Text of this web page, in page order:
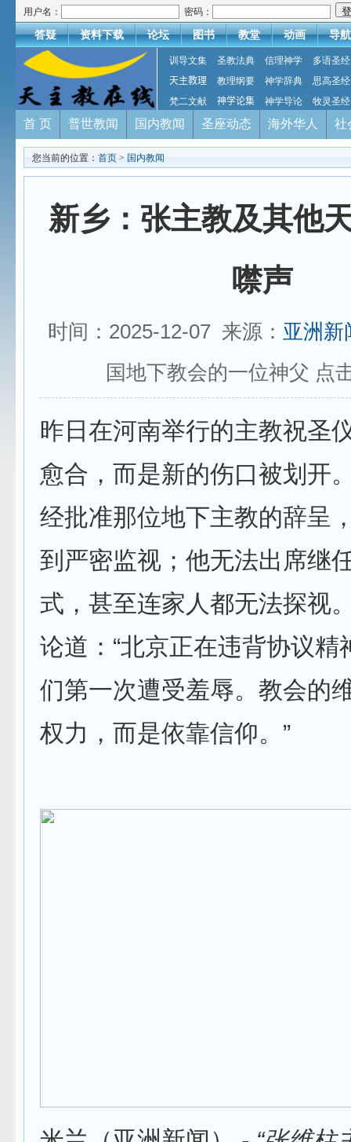
用户名： 密码：
答疑 资料下载 论坛 图书 教堂 动画 导航
训导文集 圣教法典 信理神学
多语圣经
天主教理
教理纲要 神学辞典
思高圣经
梵二文献
神学论集 神学导论 牧灵圣经
首 页 普世教闻 国内教闻 圣座动态 海外华人 社
您当前的位置： 首页 > 国内教闻
新乡：张主教及其他
噤声
时间：2025-12-07 来源： 亚洲新
国地下教会的一位神父 点
昨日在河南举行的主教祝圣
愈合，而是新的伤口被划开
经批准那位地下主教的辞呈
到严密监视；他无法出席继
式，甚至连家人都无法探视
论道：“北京正在违背协议精
们第一次遭受羞辱。教会的
权力，而是依靠信仰。”